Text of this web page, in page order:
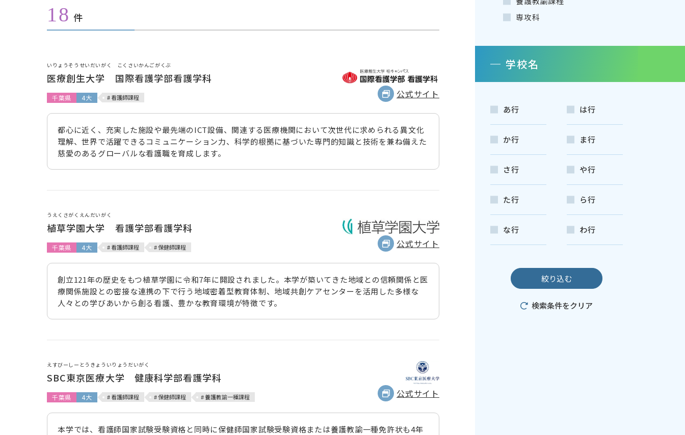
18 件
いりょうそうせいだいがく こくさいかんごがくぶ
医療創生大学 国際看護学部看護学科
千葉県 4大 # 看護師課程 公式サイト
都心に近く、充実した施設や最先端のICT設備、関連する医療機関において次世代に求められる異文化
理解、世界で活躍できるコミュニケーション力、科学的根拠に基づいた専門的知識と技術を兼ね備えた
慈愛のあるグローバルな看護職を育成します。
うえくさがくえんだいがく
植草学園大学 看護学部看護学科
千葉県 4大 # 看護師課程 # 保健師課程 公式サイト
創立121年の歴史をもつ植草学園に令和7年に開設されました。本学が築いてきた地域との信頼関係と医
療関係施設との密接な連携の下で行う地域密着型教育体制、地域共創ケアセンターを活用した多様な
人々との学びあいから創る看護、豊かな教育環境が特徴です。
えすびーしーとうきょういりょうだいがく
SBC東京医療大学 健康科学部看護学科
千葉県 4大 # 看護師課程 # 保健師課程 # 養護教諭一種課程 公式サイト
本学では、看護師国家試験受験資格と同時に保健師国家試験受験資格または養護教諭一種免許状も4年
専攻科
学校名
あ行
か行
さ行
た行
な行
は行
ま行
や行
ら行
わ行
検索条件をクリア